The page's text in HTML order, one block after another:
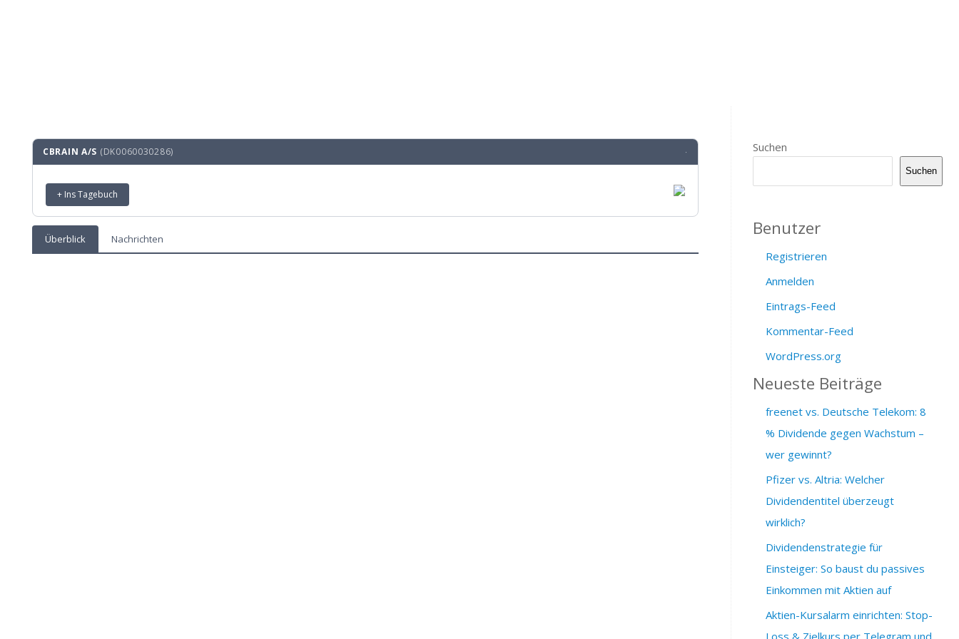
CBRAIN A/S (DK0060030286) ·
+ Ins Tagebuch
Überblick Nachrichten
Suchen
Suchen
Benutzer
Registrieren
Anmelden
Eintrags-Feed
Kommentar-Feed
WordPress.org
Neueste Beiträge
freenet vs. Deutsche Telekom: 8
% Dividende gegen Wachstum –
wer gewinnt?
Pfizer vs. Altria: Welcher
Dividendentitel überzeugt
wirklich?
Dividendenstrategie für
Einsteiger: So baust du passives
Einkommen mit Aktien auf
Aktien-Kursalarm einrichten: Stop-
Loss & Zielkurs per Telegram und